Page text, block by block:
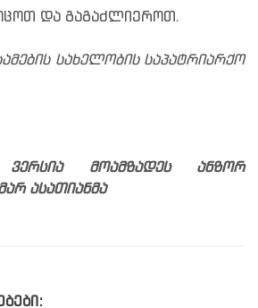
და გაგაძლიეროთ.
სახელობის საპატრიარქო
მოამზადეს ანზორ
ასათიანმა